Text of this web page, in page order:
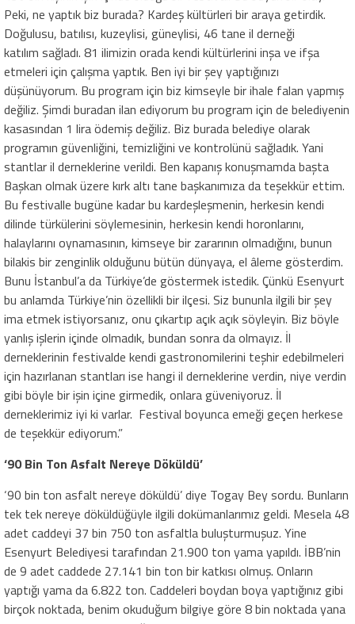
Peki, ne yaptık biz burada? Kardeş kültürleri bir araya getirdik.
Doğulusu, batılısı, kuzeylisi, güneylisi, 46 tane il derneği
katılım sağladı. 81 ilimizin orada kendi kültürlerini inşa ve ifşa
etmeleri için çalışma yaptık. Ben iyi bir şey yaptığınızı
düşünüyorum. Bu program için biz kimseyle bir ihale falan yapmış
değiliz. Şimdi buradan ilan ediyorum bu program için de belediyenin
kasasından 1 lira ödemiş değiliz. Biz burada belediye olarak
programın güvenliğini, temizliğini ve kontrolünü sağladık. Yani
stantlar il derneklerine verildi. Ben kapanış konuşmamda başta
Başkan olmak üzere kırk altı tane başkanımıza da teşekkür ettim.
Bu festivalle bugüne kadar bu kardeşleşmenin, herkesin kendi
dilinde türkülerini söylemesinin, herkesin kendi horonlarını,
halaylarını oynamasının, kimseye bir zararının olmadığını, bunun
bilakis bir zenginlik olduğunu bütün dünyaya, el âleme gösterdim.
Bunu İstanbul’a da Türkiye’de göstermek istedik. Çünkü Esenyurt
bu anlamda Türkiye’nin özellikli bir ilçesi. Siz bununla ilgili bir şey
ima etmek istiyorsanız, onu çıkartıp açık açık söyleyin. Biz böyle
yanlış işlerin içinde olmadık, bundan sonra da olmayız. İl
derneklerinin festivalde kendi gastronomilerini teşhir edebilmeleri
için hazırlanan stantları ise hangi il derneklerine verdin, niye verdin
gibi böyle bir işin içine girmedik, onlara güveniyoruz. İl
derneklerimiz iyi ki varlar. Festival boyunca emeği geçen herkese
de teşekkür ediyorum.”
‘90 Bin Ton Asfalt Nereye Döküldü’
‘90 bin ton asfalt nereye döküldü’ diye Togay Bey sordu. Bunların
tek tek nereye döküldüğüyle ilgili dokümanlarımız geldi. Mesela 48
adet caddeyi 37 bin 750 ton asfaltla buluşturmuşuz. Yine
Esenyurt Belediyesi tarafından 21.900 ton yama yapıldı. İBB’nin
de 9 adet caddede 27.141 bin ton bir katkısı olmuş. Onların
yaptığı yama da 6.822 ton. Caddeleri boydan boya yaptığınız gibi
birçok noktada, benim okuduğum bilgiye göre 8 bin noktada yana